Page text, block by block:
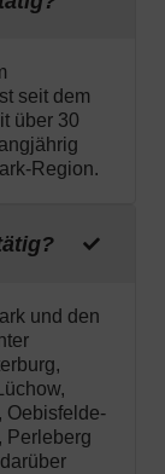
seit dem
über 30
Region.
und den
Oebisfelde-
Perleberg